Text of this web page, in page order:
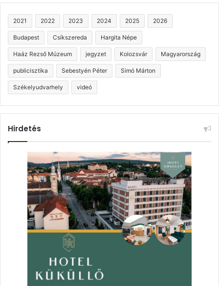
2021 2022 2023 2024 2025 2026
Budapest Csíkszereda Hargita Népe
Haáz Rezső Múzeum jegyzet Kolozsvár Magyarország
publicisztika Sebestyén Péter Simó Márton
Székelyudvarhely videó
Hirdetés